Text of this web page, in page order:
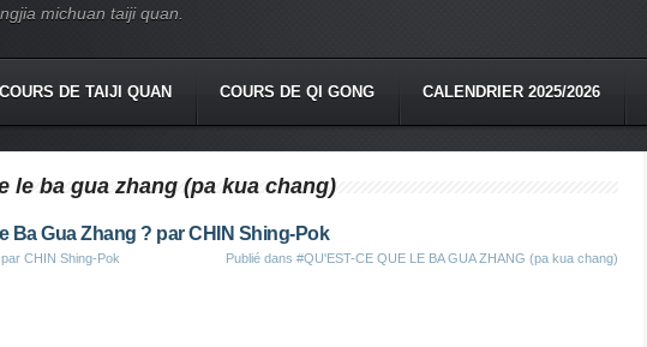
michuan taiji quan.
COURS DE TAIJI QUAN COURS DE QI GONG CALENDRIER 2025/2026
le ba gua zhang (pa kua chang)
Ba Gua Zhang ? par CHIN Shing-Pok
par CHIN Shing-Pok Publié dans #QU'EST-CE QUE LE BA GUA ZHANG (pa kua chang)